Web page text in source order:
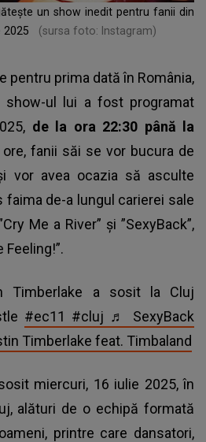
un show inedit pentru fanii din
2025
(sursa foto: Instagram)
pentru prima dată în România,
show-ul lui a fost programat
de la ora 22:30 până la
fanii săi se vor bucura de
vor avea ocazia să asculte
faima de-a lungul carierei sale
Me a River” și ”SexyBack”,
Feeling!”.
Timberlake a sosit la Cluj
#ec11 #cluj ♬ SexyBack
Timberlake feat. Timbaland
miercuri, 16 iulie 2025, în
alături de o echipă formată
printre care dansatori,